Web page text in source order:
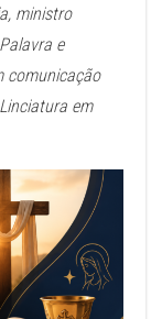
ministro
e
comunicação
em